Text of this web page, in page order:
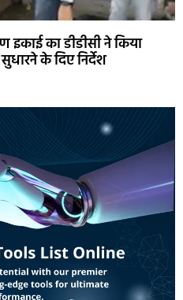
इकाई का डीडीसी ने किया
के दिए निर्देश